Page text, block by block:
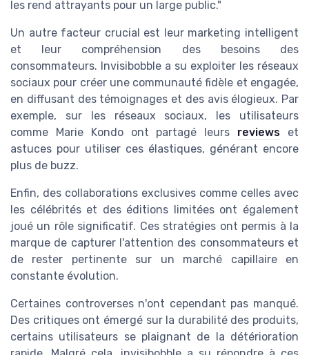
les rend attrayants pour un large public."
Un autre facteur crucial est leur marketing intelligent
et leur compréhension des besoins des
consommateurs. Invisibobble a su exploiter les réseaux
sociaux pour créer une communauté fidèle et engagée,
en diffusant des témoignages et des avis élogieux. Par
exemple, sur les réseaux sociaux, les utilisateurs
comme Marie Kondo ont partagé leurs reviews et
astuces pour utiliser ces élastiques, générant encore
plus de buzz.
Enfin, des collaborations exclusives comme celles avec
les célébrités et des éditions limitées ont également
joué un rôle significatif. Ces stratégies ont permis à la
marque de capturer l'attention des consommateurs et
de rester pertinente sur un marché capillaire en
constante évolution.
Certaines controverses n'ont cependant pas manqué.
Des critiques ont émergé sur la durabilité des produits,
certains utilisateurs se plaignant de la détérioration